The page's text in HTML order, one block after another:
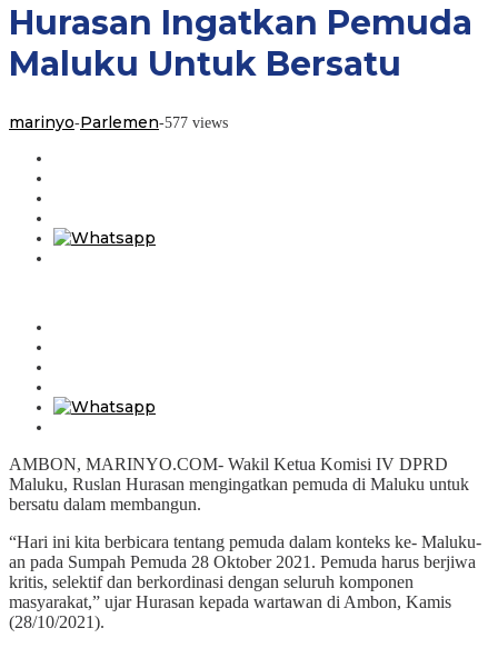
Hurasan Ingatkan Pemuda
Maluku Untuk Bersatu
marinyo-Parlemen-577 views
AMBON, MARINYO.COM- Wakil Ketua Komisi IV DPRD
Maluku, Ruslan Hurasan mengingatkan pemuda di Maluku untuk
bersatu dalam membangun.
“Hari ini kita berbicara tentang pemuda dalam konteks ke- Maluku-
an pada Sumpah Pemuda 28 Oktober 2021. Pemuda harus berjiwa
kritis, selektif dan berkordinasi dengan seluruh komponen
masyarakat,” ujar Hurasan kepada wartawan di Ambon, Kamis
(28/10/2021).